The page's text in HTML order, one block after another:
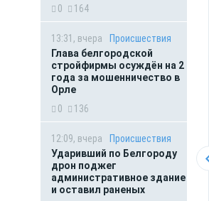
0
164
13:31, вчера
Происшествия
Глава белгородской
стройфирмы осуждён на 2
года за мошенничество в
Орле
0
136
12:09, вчера
Происшествия
Ударивший по Белгороду
дрон поджег
административное здание
и оставил раненых